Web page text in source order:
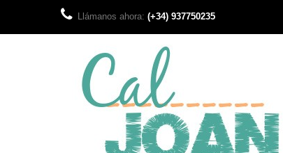
Llámanos ahora: (+34) 937750235